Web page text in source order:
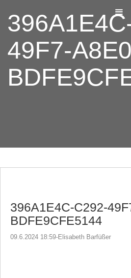
49F7-
396A1E4C-C292-
BDFE9CFE5144
09.6.2024 18:59-Elisabeth Barfüßer